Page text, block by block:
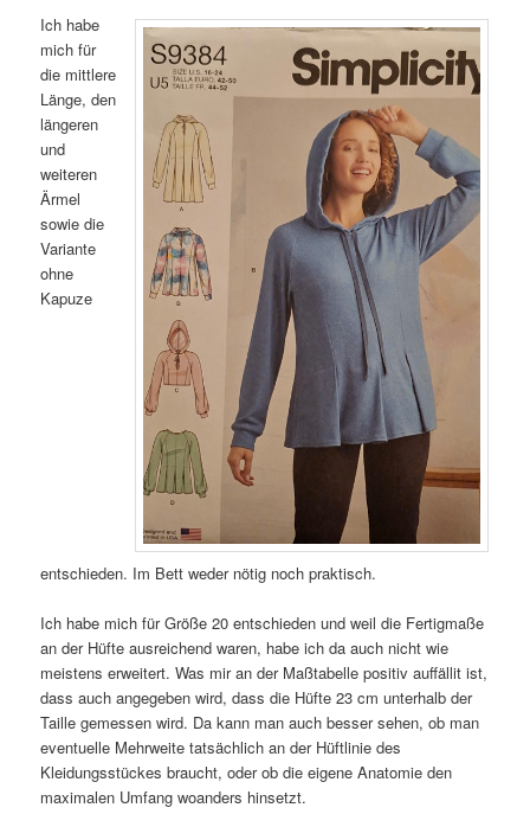
Ich habe
mich für
die mittlere
Länge, den
längeren
und
weiteren
Ärmel
sowie die
Variante
ohne
Kapuze
entschieden. Im Bett weder nötig noch praktisch.
Ich habe mich für Größe 20 entschieden und weil die Fertigmaße
an der Hüfte ausreichend waren, habe ich da auch nicht wie
meistens erweitert. Was mir an der Maßtabelle positiv auffällit ist,
dass auch angegeben wird, dass die Hüfte 23 cm unterhalb der
Taille gemessen wird. Da kann man auch besser sehen, ob man
eventuelle Mehrweite tatsächlich an der Hüftlinie des
Kleidungsstückes braucht, oder ob die eigene Anatomie den
maximalen Umfang woanders hinsetzt.